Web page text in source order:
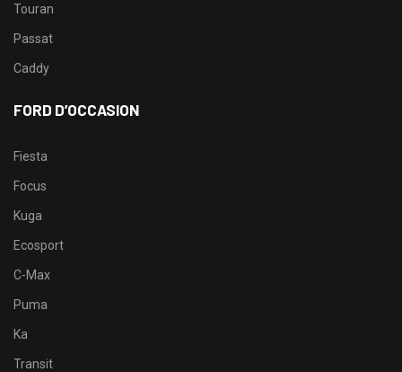
Touran
Passat
Caddy
FORD D’OCCASION
Fiesta
Focus
Kuga
Ecosport
C-Max
Puma
Ka
Transit